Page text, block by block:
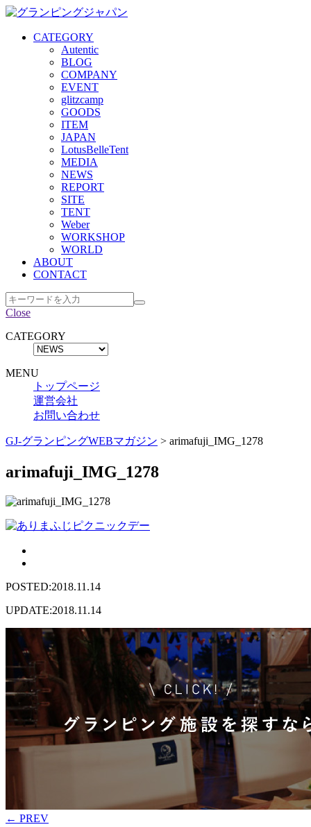
CATEGORY
Autentic
BLOG
COMPANY
EVENT
glitzcamp
GOODS
ITEM
JAPAN
LotusBelleTent
MEDIA
NEWS
REPORT
SITE
TENT
Weber
WORKSHOP
WORLD
ABOUT
CONTACT
Close
CATEGORY
MENU
トップページ
運営会社
お問い合わせ
GJ-グランピングWEBマガジン > arimafuji_IMG_1278
arimafuji_IMG_1278
POSTED:2018.11.14
UPDATE:2018.11.14
← PREV